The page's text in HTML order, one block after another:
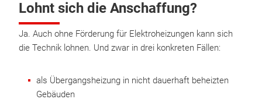
Lohnt sich die Anschaffung?
Ja. Auch ohne Förderung für Elektroheizungen kann sich
die Technik lohnen. Und zwar in drei konkreten Fällen:
als Übergangsheizung in nicht dauerhaft beheizten
Gebäuden